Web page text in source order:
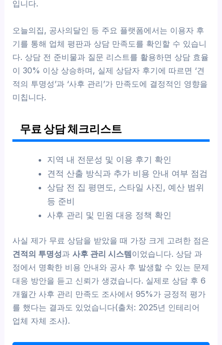
입니다.
오늘의집, 공사의달인 등 주요 플랫폼에서는 이용자 후
기를 통해 업체 평판과 상담 만족도를 확인할 수 있습니
다. 상담 전 준비물과 질문 리스트를 활용하면 상담 효율
이 30% 이상 상승하며, 실제 상담자 후기에 따르면 ‘견
적의 투명성’과 ‘사후 관리’가 만족도에 결정적인 영향을
미칩니다.
무료 상담 체크리스트
지역 내 전문성 및 이용 후기 확인
견적 산출 방식과 추가 비용 안내 여부 점검
상담 전 집 평면도, 스타일 사진, 예산 범위
등 준비
사후 관리 및 민원 대응 정책 확인
사실 제가 무료 상담을 받았을 때 가장 크게 고려한 점은
견적의 투명성과사후 관리 시스템이었습니다. 상담 과
정에서 명확한 비용 안내와 공사 후 발생할 수 있는 문제
대응 방안을 듣고 신뢰가 생겼습니다. 실제로 상담 후 6
개월간 사후 관리 만족도 조사에서 95%가 긍정적 평가
를 했다는 결과도 있었습니다(출처: 2025년 인테리어
업체 자체 조사).